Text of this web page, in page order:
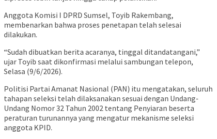
Anggota Komisi I DPRD Sumsel, Toyib Rakembang,
membenarkan bahwa proses penetapan telah selesai
dilakukan.
“Sudah dibuatkan berita acaranya, tinggal ditandatangani,”
ujar Toyib saat dikonfirmasi melalui sambungan telepon,
Selasa (9/6/2026).
Politisi Partai Amanat Nasional (PAN) itu mengatakan, seluruh
tahapan seleksi telah dilaksanakan sesuai dengan Undang-
Undang Nomor 32 Tahun 2002 tentang Penyiaran beserta
peraturan turunannya yang mengatur mekanisme seleksi
anggota KPID.